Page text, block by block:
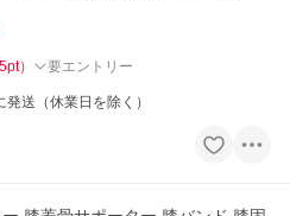
pt） 要エントリー
送（休業日を除く）